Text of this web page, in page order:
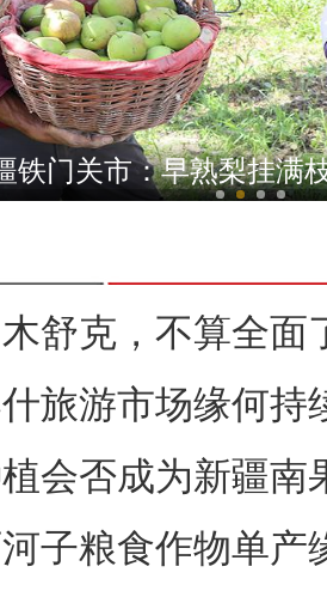
疆维吾尔自治区第十四
铁门关市：早熟梨挂满
舒克，不算全面
旅游市场缘何持
会否成为新疆南
子粮食作物单产